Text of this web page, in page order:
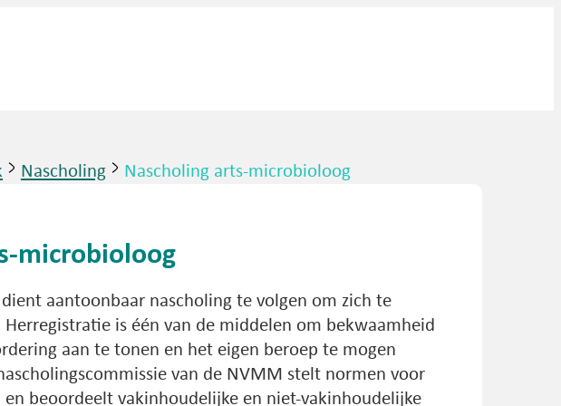
Nascholing Nascholing arts-microbioloog
microbioloog
aantoonbaar nascholing te volgen om zich te
is één van de middelen om bekwaamheid
aan te tonen en het eigen beroep te mogen
van de NVMM stelt normen voor
beoordeelt vakinhoudelijke en niet-vakinhoudelijke